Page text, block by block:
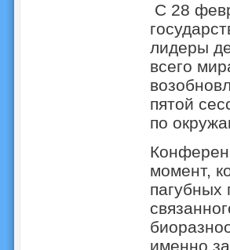
С 28
лидеры
всего
пятой
по
момент,
пагубных
именно